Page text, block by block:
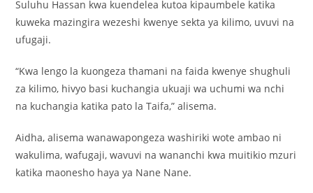
Suluhu Hassan kwa kuendelea kutoa kipaumbele katika
kuweka mazingira wezeshi kwenye sekta ya kilimo, uvuvi na
ufugaji.
“Kwa lengo la kuongeza thamani na faida kwenye shughuli
za kilimo, hivyo basi kuchangia ukuaji wa uchumi wa nchi
na kuchangia katika pato la Taifa,” alisema.
Aidha, alisema wanawapongeza washiriki wote ambao ni
wakulima, wafugaji, wavuvi na wananchi kwa muitikio mzuri
katika maonesho haya ya Nane Nane.